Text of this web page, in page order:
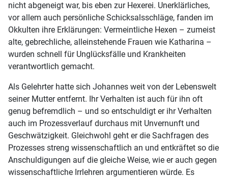
nicht abgeneigt war, bis eben zur Hexerei. Unerklärliches,
vor allem auch persönliche Schicksalsschläge, fanden im
Okkulten ihre Erklärungen: Vermeintliche Hexen – zumeist
alte, gebrechliche, alleinstehende Frauen wie Katharina –
wurden schnell für Unglücksfälle und Krankheiten
verantwortlich gemacht.
Als Gelehrter hatte sich Johannes weit von der Lebenswelt
seiner Mutter entfernt. Ihr Verhalten ist auch für ihn oft
genug befremdlich – und so entschuldigt er ihr Verhalten
auch im Prozessverlauf durchaus mit Unvernunft und
Geschwätzigkeit. Gleichwohl geht er die Sachfragen des
Prozesses streng wissenschaftlich an und entkräftet so die
Anschuldigungen auf die gleiche Weise, wie er auch gegen
wissenschaftliche Irrlehren argumentieren würde. Es